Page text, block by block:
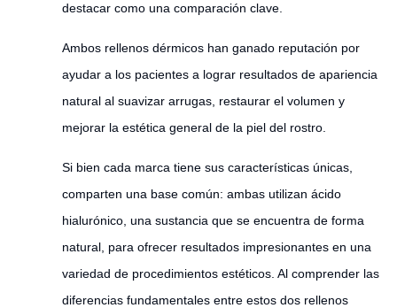
destacar como una comparación clave.
Ambos rellenos dérmicos han ganado reputación por
ayudar a los pacientes a lograr resultados de apariencia
natural al suavizar arrugas, restaurar el volumen y
mejorar la estética general de la piel del rostro.
Si bien cada marca tiene sus características únicas,
comparten una base común: ambas utilizan ácido
hialurónico, una sustancia que se encuentra de forma
natural, para ofrecer resultados impresionantes en una
variedad de procedimientos estéticos. Al comprender las
diferencias fundamentales entre estos dos rellenos